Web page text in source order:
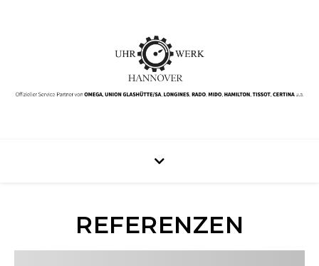
REFERENZEN